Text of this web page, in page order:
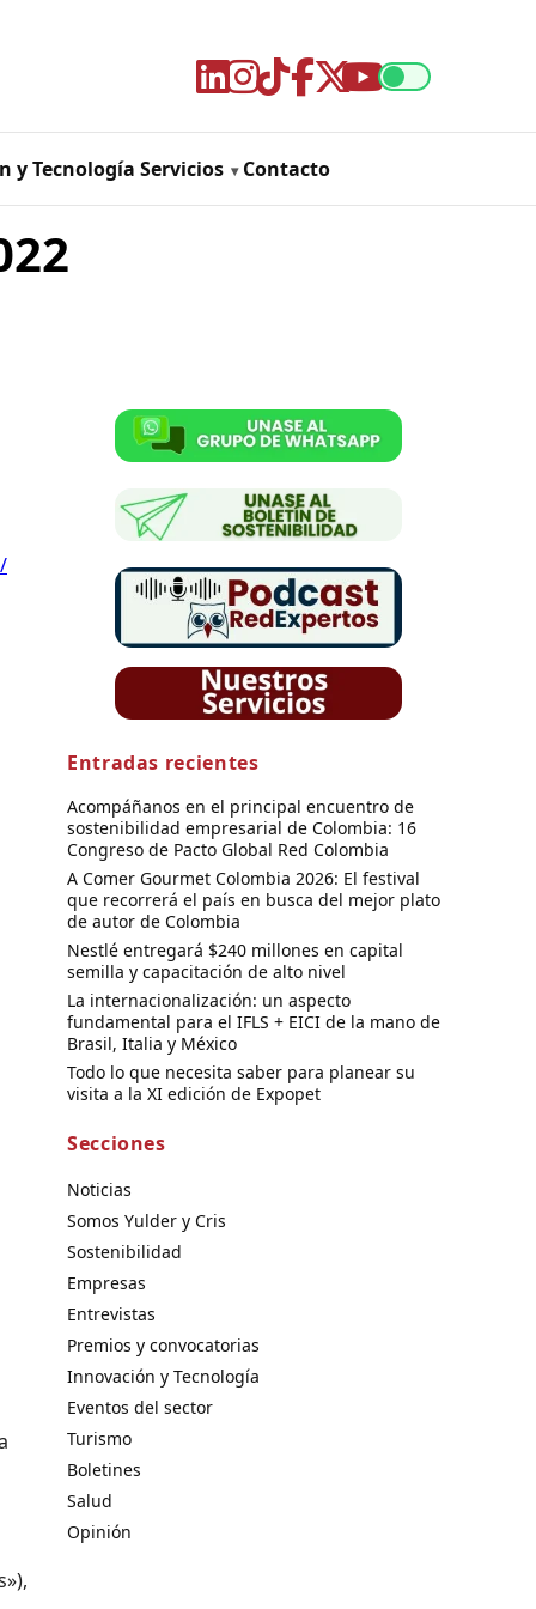
y Tecnología Servicios Contacto
Entradas recientes
Acompáñanos en el principal encuentro de
sostenibilidad empresarial de Colombia: 16
Congreso de Pacto Global Red Colombia
A Comer Gourmet Colombia 2026: El festival
que recorrerá el país en busca del mejor plato
de autor de Colombia
Nestlé entregará $240 millones en capital
semilla y capacitación de alto nivel
La internacionalización: un aspecto
fundamental para el IFLS + EICI de la mano de
Brasil, Italia y México
Todo lo que necesita saber para planear su
visita a la XI edición de Expopet
Secciones
Noticias
Somos Yulder y Cris
Sostenibilidad
Empresas
Entrevistas
Premios y convocatorias
Innovación y Tecnología
Eventos del sector
Turismo
Boletines
Salud
Opinión